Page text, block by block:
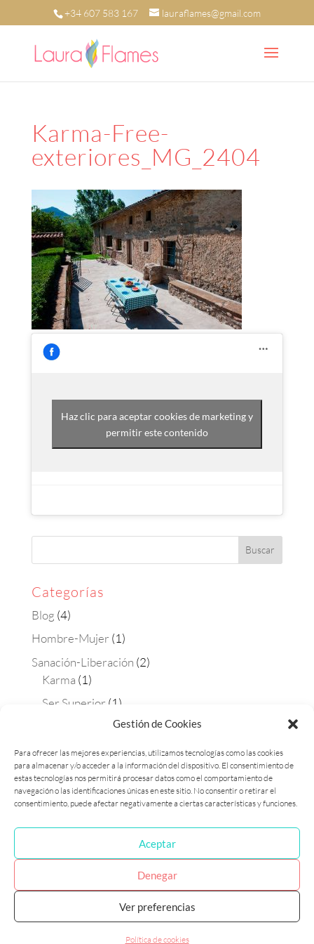
Gestión de Cookies
Para ofrecer las mejores experiencias, utilizamos tecnologías como las cookies
para almacenar y/o acceder a la información del dispositivo. El consentimiento de
estas tecnologías nos permitirá procesar datos como el comportamiento de
navegación o las identificaciones únicas en este sitio. No consentir o retirar el
consentimiento, puede afectar negativamente a ciertas características y funciones.
Aceptar
Denegar
Ver preferencias
Política de cookies
+34 607 583 167 lauraflames@gmail.com
Karma-Free-
exteriores_MG_2404
Haz clic para aceptar cookies de marketing y
permitir este contenido
Categorías
Blog (4)
Hombre-Mujer (1)
Sanación-Liberación (2)
Karma (1)
Ser Superior (1)
Constelaciones(1)
Matrix Maestra(1)
Política de cookies (UE) Política de privacidad
Laura Flames 2017 © Diseñado por Marketing
Consciente - Fotografía Paula Dietz